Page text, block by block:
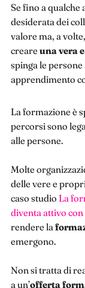
Se fino a qualche
desiderata dei
valore ma, a
creare una vera
spinga le
apprendimento
La formazione è
percorsi sono
alle persone.
Molte
delle vere e
caso studio La
diventa attivo
rendere la
emergono.
Non si tratta di
a un’offerta